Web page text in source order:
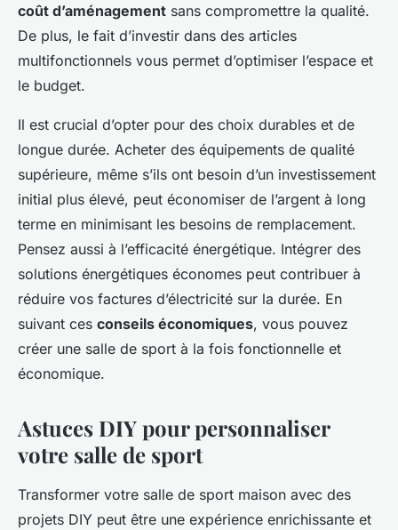
coût d’aménagement sans compromettre la qualité.
De plus, le fait d’investir dans des articles
multifonctionnels vous permet d’optimiser l’espace et
le budget.
Il est crucial d’opter pour des choix durables et de
longue durée. Acheter des équipements de qualité
supérieure, même s’ils ont besoin d’un investissement
initial plus élevé, peut économiser de l’argent à long
terme en minimisant les besoins de remplacement.
Pensez aussi à l’efficacité énergétique. Intégrer des
solutions énergétiques économes peut contribuer à
réduire vos factures d’électricité sur la durée. En
suivant ces conseils économiques, vous pouvez
créer une salle de sport à la fois fonctionnelle et
économique.
Astuces DIY pour personnaliser
votre salle de sport
Transformer votre salle de sport maison avec des
projets DIY peut être une expérience enrichissante et